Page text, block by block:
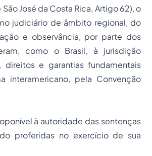
José da Costa Rica, Artigo 62), o
judiciário de âmbito regional, do
e observância, por parte dos
como o Brasil, à jurisdição
e garantias fundamentais
interamericano, pela Convenção
à autoridade das sentenças
proferidas no exercício de sua